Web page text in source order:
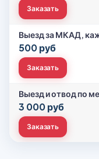
Заказать
Выезд за МКАД,
500 руб
Заказать
Выезд и отвод по
3 000 руб
Заказать